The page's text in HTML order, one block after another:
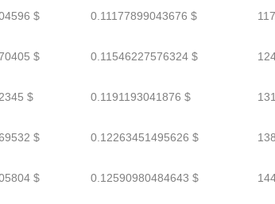
$ 0.11177899043676 $
$ 0.11546227576324 $
$ 0.1191193041876 $
$ 0.12263451495626 $
$ 0.12590980484643 $